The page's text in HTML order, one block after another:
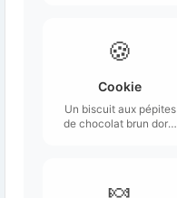
chocolat, souvent avec
une partie de
🍪
Cookie
Un biscuit aux pépites
de chocolat brun doré,
🍬